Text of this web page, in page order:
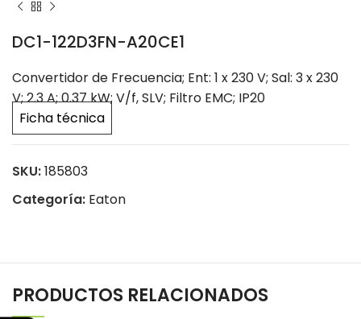
DC1-122D3FN-A20CE1
Convertidor de Frecuencia; Ent: 1 x 230 V; Sal: 3 x 230
V; 2.3 A; 0.37 kW; V/f, SLV; Filtro EMC; IP20
Ficha técnica
SKU:185803
Categoría: Eaton
PRODUCTOS RELACIONADOS